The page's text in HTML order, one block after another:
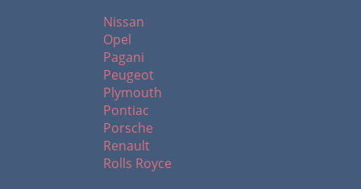
Nissan
Opel
Pagani
Peugeot
Plymouth
Pontiac
Porsche
Renault
Rolls Royce